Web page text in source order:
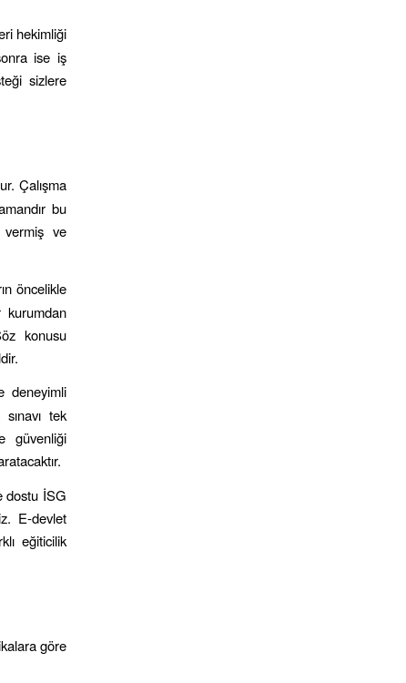
hekimliği
ise iş
sizlere
Çalışma
bu
ve
öncelikle
kurumdan
konusu
deneyimli
tek
güvenliği
dostu İSG
E-devlet
eğiticilik
göre